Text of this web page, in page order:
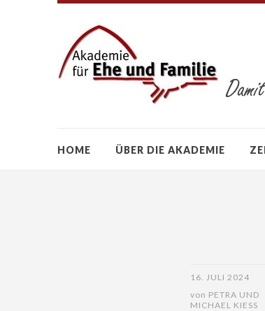
HOME ÜBER DIE AKADEMIE
16. JULI 2024
von PETRA UND
MICHAEL KIESS